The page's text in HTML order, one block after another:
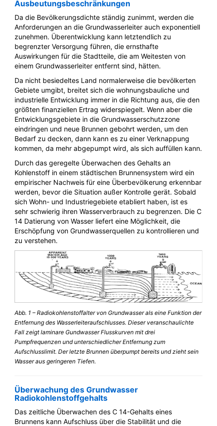
Ausbeutungsbeschränkungen
Da die Bevölkerungsdichte ständig zunimmt, werden die
Anforderungen an die Grundwasserleiter auch exponentiell
zunehmen. Überentwicklung kann letztendlich zu
begrenzter Versorgung führen, die ernsthafte
Auswirkungen für die Stadtteile, die am Weitesten von
einem Grundwasserleiter entfernt sind, hätten.
Da nicht besiedeltes Land normalerweise die bevölkerten
Gebiete umgibt, breitet sich die wohnungsbauliche und
industrielle Entwicklung immer in die Richtung aus, die den
größten finanziellen Ertrag widerspiegelt. Wenn aber die
Entwicklungsgebiete in die Grundwasserschutzzone
eindringen und neue Brunnen gebohrt werden, um den
Bedarf zu decken, dann kann es zu einer Verknappung
kommen, da mehr abgepumpt wird, als sich auffüllen kann.
Durch das geregelte Überwachen des Gehalts an
Kohlenstoff in einem städtischen Brunnensystem wird ein
empirischer Nachweis für eine Überbevölkerung erkennbar
werden, bevor die Situation außer Kontrolle gerät. Sobald
sich Wohn- und Industriegebiete etabliert haben, ist es
sehr schwierig ihren Wasserverbrauch zu begrenzen. Die C
14 Datierung von Wasser liefert eine Möglichkeit, die
Erschöpfung von Grundwasserquellen zu kontrollieren und
zu verstehen.
Abb. 1 – Radiokohlenstoffalter von Grundwasser als eine Funktion der
Entfernung des Wasserleiteraufschlusses. Dieser veranschaulichte
Fall zeigt laminare Gundwasser Flusskurven mit drei
Pumpfrequenzen und unterschiedlicher Entfernung zum
Aufschlusslimit. Der letzte Brunnen überpumpt bereits und zieht sein
Wasser aus geringeren Tiefen.
Überwachung des Grundwasser
Radiokohlenstoffgehalts
Das zeitliche Überwachen des C 14-Gehalts eines
Brunnens kann Aufschluss über die Stabilität und die